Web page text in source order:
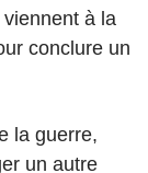
à la
conclure un
la guerre,
un autre